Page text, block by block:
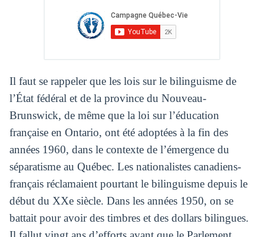
Il faut se rappeler que les lois sur le bilinguisme de
l’État fédéral et de la province du Nouveau-
Brunswick, de même que la loi sur l’éducation
française en Ontario, ont été adoptées à la fin des
années 1960, dans le contexte de l’émergence du
séparatisme au Québec. Les nationalistes canadiens-
français réclamaient pourtant le bilinguisme depuis le
début du XXe siècle. Dans les années 1950, on se
battait pour avoir des timbres et des dollars bilingues.